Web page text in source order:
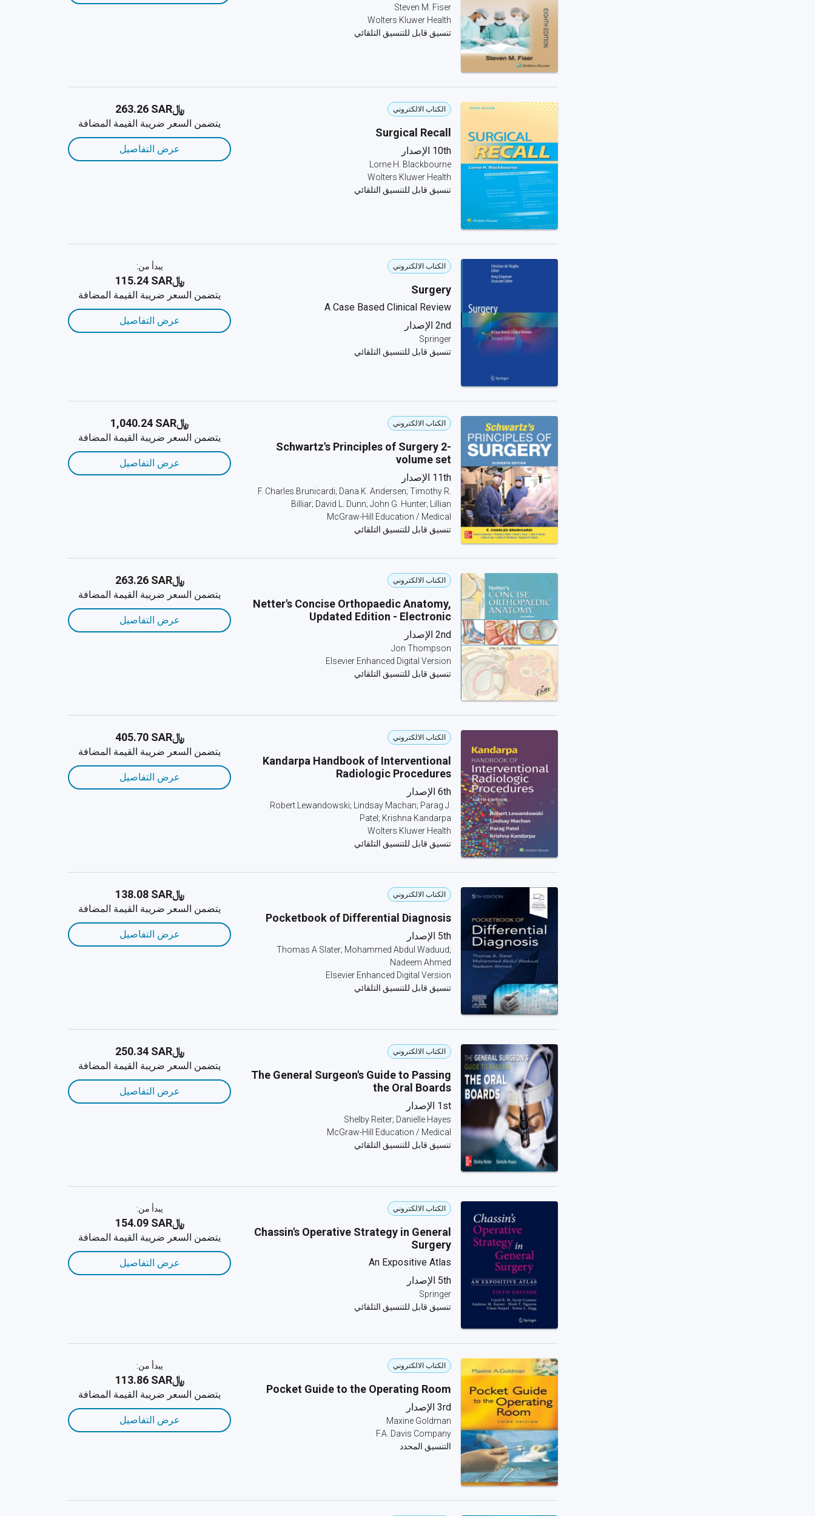
Steven M. Fiser
Wolters Kluwer Health
تنسيق قابل للتنسيق التلقائي
الكتاب الالكتروني
Surgical Recall
10th الإصدار
Lorne H. Blackbourne
Wolters Kluwer Health
تنسيق قابل للتنسيق التلقائي
﷼‎263.26 SAR
يتضمن السعر ضريبة القيمة المضافة
عرض التفاصيل
الكتاب الالكتروني
Surgery
A Case Based Clinical Review
2nd الإصدار
Springer
تنسيق قابل للتنسيق التلقائي
يبدأ من:
﷼‎115.24 SAR
يتضمن السعر ضريبة القيمة المضافة
عرض التفاصيل
الكتاب الالكتروني
Schwartz's Principles of Surgery 2-
volume set
11th الإصدار
F. Charles Brunicardi; Dana K. Andersen; Timothy R.
Billiar; David L. Dunn; John G. Hunter; Lillian
McGraw-Hill Education / Medical
تنسيق قابل للتنسيق التلقائي
﷼‎1,040.24 SAR
يتضمن السعر ضريبة القيمة المضافة
عرض التفاصيل
الكتاب الالكتروني
Netter's Concise Orthopaedic Anatomy,
Updated Edition - Electronic
2nd الإصدار
Jon Thompson
Elsevier Enhanced Digital Version
تنسيق قابل للتنسيق التلقائي
﷼‎263.26 SAR
يتضمن السعر ضريبة القيمة المضافة
عرض التفاصيل
الكتاب الالكتروني
Kandarpa Handbook of Interventional
Radiologic Procedures
6th الإصدار
Robert Lewandowski; Lindsay Machan; Parag J.
Patel; Krishna Kandarpa
Wolters Kluwer Health
تنسيق قابل للتنسيق التلقائي
﷼‎405.70 SAR
يتضمن السعر ضريبة القيمة المضافة
عرض التفاصيل
الكتاب الالكتروني
Pocketbook of Differential Diagnosis
5th الإصدار
Thomas A Slater; Mohammed Abdul Waduud;
Nadeem Ahmed
Elsevier Enhanced Digital Version
تنسيق قابل للتنسيق التلقائي
﷼‎138.08 SAR
يتضمن السعر ضريبة القيمة المضافة
عرض التفاصيل
الكتاب الالكتروني
The General Surgeon's Guide to Passing
the Oral Boards
1st الإصدار
Shelby Reiter; Danielle Hayes
McGraw-Hill Education / Medical
تنسيق قابل للتنسيق التلقائي
﷼‎250.34 SAR
يتضمن السعر ضريبة القيمة المضافة
عرض التفاصيل
الكتاب الالكتروني
Chassin's Operative Strategy in General
Surgery
An Expositive Atlas
5th الإصدار
Springer
تنسيق قابل للتنسيق التلقائي
يبدأ من:
﷼‎154.09 SAR
يتضمن السعر ضريبة القيمة المضافة
عرض التفاصيل
الكتاب الالكتروني
Pocket Guide to the Operating Room
3rd الإصدار
Maxine Goldman
F.A. Davis Company
التنسيق المحدد
يبدأ من:
﷼‎113.86 SAR
يتضمن السعر ضريبة القيمة المضافة
عرض التفاصيل